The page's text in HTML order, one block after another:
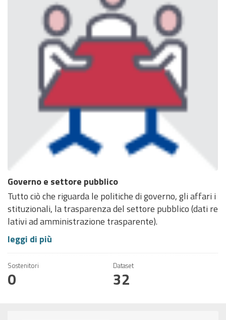
Governo e settore pubblico
Tutto ciò che riguarda le politiche di governo, gli affari i
stituzionali, la trasparenza del settore pubblico (dati re
lativi ad amministrazione trasparente).
leggi di più
Sostenitori
0
Dataset
32